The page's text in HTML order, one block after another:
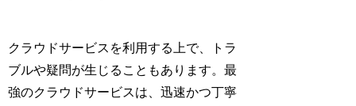
クラウドサービスを利用する上で、トラ
ブルや疑問が生じることもあります。最
強のクラウドサービスは、迅速かつ丁寧